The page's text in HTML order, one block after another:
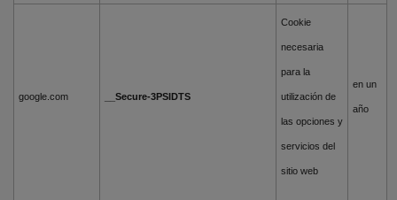
google.com __Secure-3PSIDTS
Cookie
necesaria
para la
utilización de
las opciones y
servicios del
sitio web
en un
año